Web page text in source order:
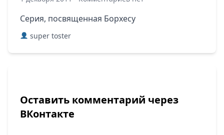
Серия, посвященная Борхесу
super toster
Оставить комментарий через
ВКонтакте